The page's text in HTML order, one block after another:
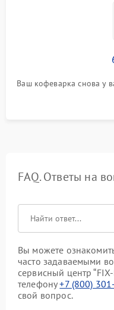
Ваш кофеварка снова у
FAQ. Ответы на
Вы можете
часто задаваемыми
сервисный центр
телефону+7 (800)
свой вопрос.